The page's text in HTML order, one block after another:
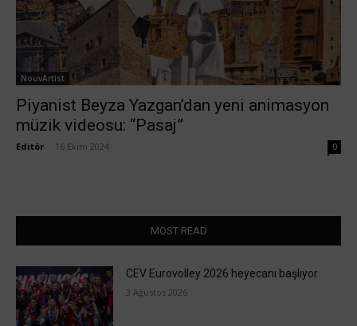
NouvArtist
Piyanist Beyza Yazgan’dan yeni animasyon
müzik videosu: “Pasaj”
Editör 16 Ekim 2024 0
MOST READ
CEV Eurovolley 2026 heyecanı başlıyor
3 Ağustos 2026